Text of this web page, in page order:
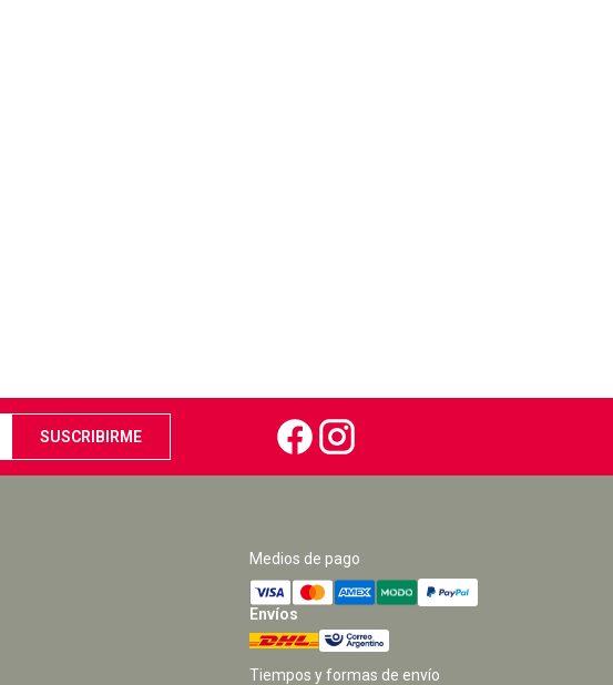
Medios de pago
Envíos
Tiempos y formas de envío